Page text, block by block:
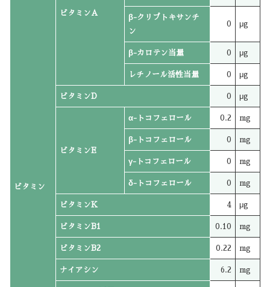
ビタミン
ビタミンA
β-クリプトキサンチ
ン
0 μg
β-カロテン当量 0 μg
レチノール活性当量 0 μg
ビタミンD 0 μg
ビタミンE
α-トコフェロール 0.2 mg
β-トコフェロール 0 mg
γ-トコフェロール 0 mg
δ-トコフェロール 0 mg
ビタミンK 4 μg
ビタミンB1 0.10 mg
ビタミンB2 0.22 mg
ナイアシン 6.2 mg